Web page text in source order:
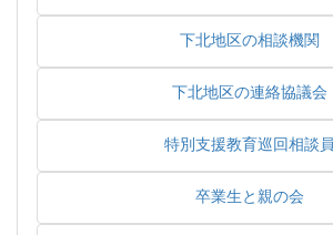
下北地区の相談機関
下北地区の連絡協議会
特別支援教育巡回相談員
卒業生と親の会